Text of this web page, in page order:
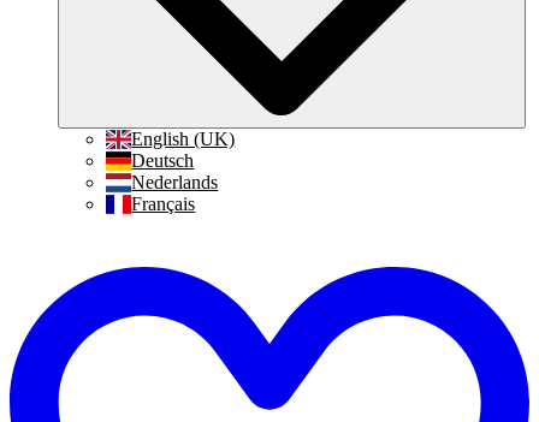
English (UK)
Deutsch
Nederlands
Français